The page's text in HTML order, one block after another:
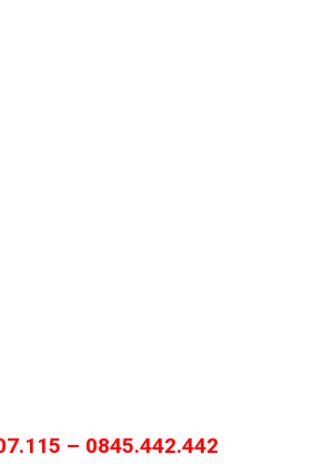
– 0845.442.442